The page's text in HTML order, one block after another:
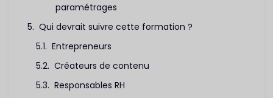
paramétrages
Qui devrait suivre cette formation ?
Entrepreneurs
Créateurs de contenu
Responsables RH